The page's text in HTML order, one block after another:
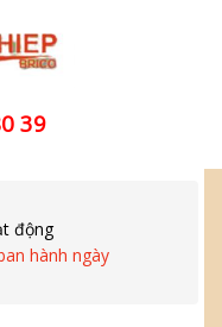
39
động
hành ngày